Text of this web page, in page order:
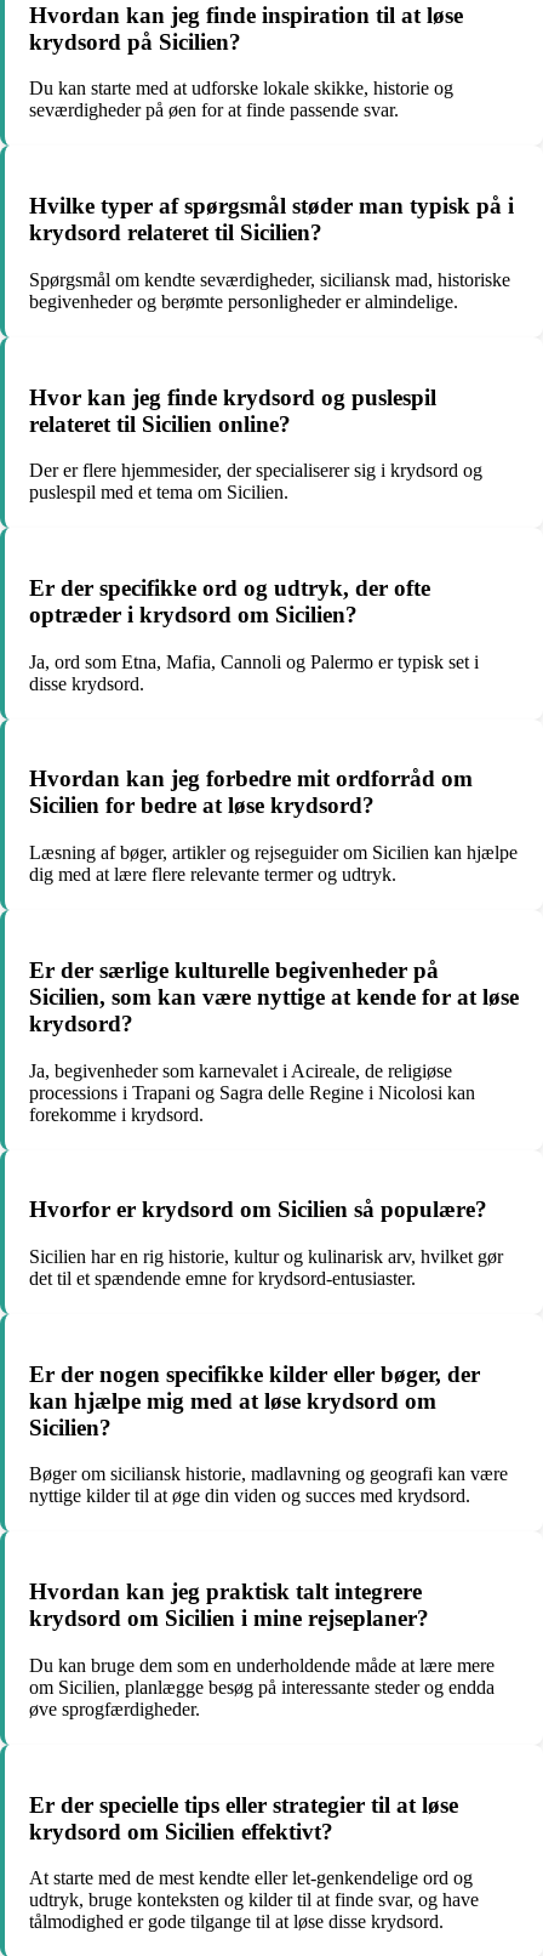
Hvordan kan jeg finde inspiration til at løse
krydsord på Sicilien?
Du kan starte med at udforske lokale skikke, historie og
seværdigheder på øen for at finde passende svar.
Hvilke typer af spørgsmål støder man typisk på i
krydsord relateret til Sicilien?
Spørgsmål om kendte seværdigheder, siciliansk mad, historiske
begivenheder og berømte personligheder er almindelige.
Hvor kan jeg finde krydsord og puslespil
relateret til Sicilien online?
Der er flere hjemmesider, der specialiserer sig i krydsord og
puslespil med et tema om Sicilien.
Er der specifikke ord og udtryk, der ofte
optræder i krydsord om Sicilien?
Ja, ord som Etna, Mafia, Cannoli og Palermo er typisk set i
disse krydsord.
Hvordan kan jeg forbedre mit ordforråd om
Sicilien for bedre at løse krydsord?
Læsning af bøger, artikler og rejseguider om Sicilien kan hjælpe
dig med at lære flere relevante termer og udtryk.
Er der særlige kulturelle begivenheder på
Sicilien, som kan være nyttige at kende for at løse
krydsord?
Ja, begivenheder som karnevalet i Acireale, de religiøse
processions i Trapani og Sagra delle Regine i Nicolosi kan
forekomme i krydsord.
Hvorfor er krydsord om Sicilien så populære?
Sicilien har en rig historie, kultur og kulinarisk arv, hvilket gør
det til et spændende emne for krydsord-entusiaster.
Er der nogen specifikke kilder eller bøger, der
kan hjælpe mig med at løse krydsord om
Sicilien?
Bøger om siciliansk historie, madlavning og geografi kan være
nyttige kilder til at øge din viden og succes med krydsord.
Hvordan kan jeg praktisk talt integrere
krydsord om Sicilien i mine rejseplaner?
Du kan bruge dem som en underholdende måde at lære mere
om Sicilien, planlægge besøg på interessante steder og endda
øve sprogfærdigheder.
Er der specielle tips eller strategier til at løse
krydsord om Sicilien effektivt?
At starte med de mest kendte eller let-genkendelige ord og
udtryk, bruge konteksten og kilder til at finde svar, og have
tålmodighed er gode tilgange til at løse disse krydsord.